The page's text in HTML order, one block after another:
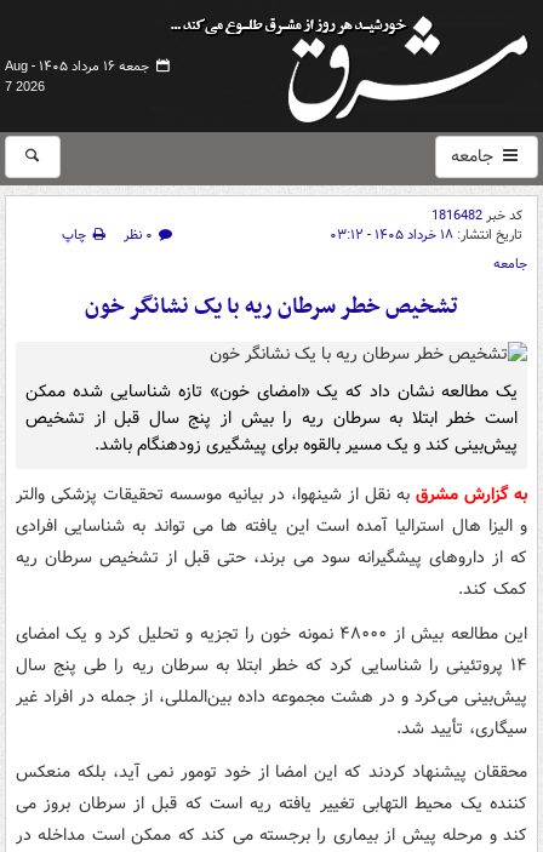
جمعه ۱۶ مرداد ۱۴۰۵ -
Aug
7 2026
جامعه
کد خبر1816482
تاریخ انتشار: ۱۸ خرداد ۱۴۰۵ - ۰۳:۱۲ ۰ نظر
چاپ
جامعه
تشخیص خطر سرطان ریه با یک نشانگر خون
یک مطالعه نشان داد که یک «امضای خون» تازه شناسایی شده ممکن
است خطر ابتلا به سرطان ریه را بیش از پنج سال قبل از تشخیص
پیش‌بینی کند و یک مسیر بالقوه برای پیشگیری زودهنگام باشد.
به گزارش مشرق به نقل از شینهوا، در بیانیه موسسه تحقیقات پزشکی والتر
و الیزا هال استرالیا آمده است این یافته ها می تواند به شناسایی افرادی
که از داروهای پیشگیرانه سود می برند، حتی قبل از تشخیص سرطان ریه
کمک کند.
این مطالعه بیش از ۴۸۰۰۰ نمونه خون را تجزیه و تحلیل کرد و یک امضای
۱۴ پروتئینی را شناسایی کرد که خطر ابتلا به سرطان ریه را طی پنج سال
پیش‌بینی می‌کرد و در هشت مجموعه داده بین‌المللی، از جمله در افراد غیر
سیگاری، تأیید شد.
محققان پیشنهاد کردند که این امضا از خود تومور نمی آید، بلکه منعکس
کننده یک محیط التهابی تغییر یافته ریه است که قبل از سرطان بروز می
کند و مرحله پیش از بیماری را برجسته می کند که ممکن است مداخله در